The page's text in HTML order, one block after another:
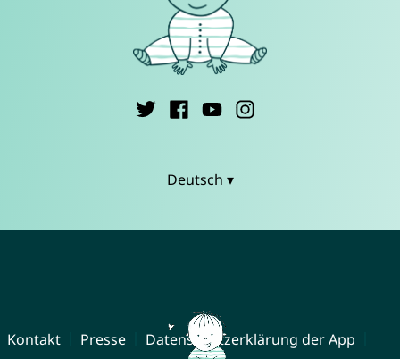
Deutsch ▾
Kontakt Presse
Datenschutzerklärung der App